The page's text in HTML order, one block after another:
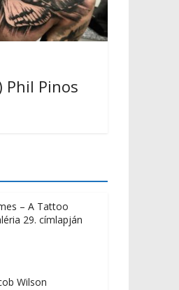
Pinos
– A Tattoo
29. címlapján
Wilson